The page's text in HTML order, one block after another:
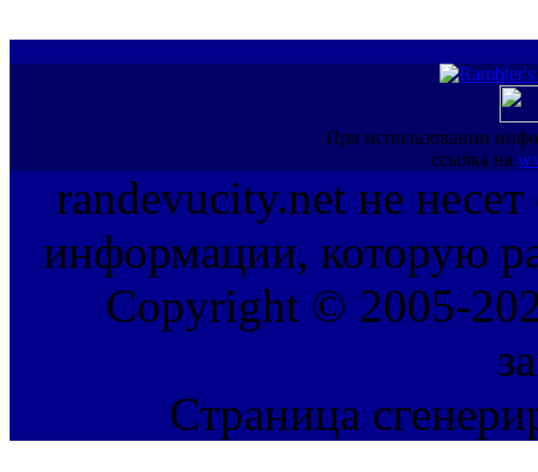
При использовании
ссылка на
randevucity.net не несет
информации, которую
Copyright © 2005-
Страница